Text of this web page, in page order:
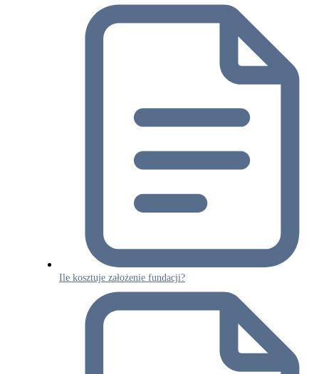
Ile kosztuje założenie fundacji?